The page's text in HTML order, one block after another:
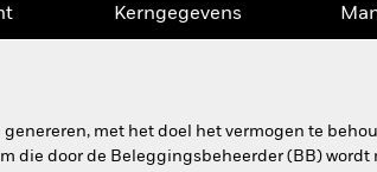
Kerngegevens
met het doel het vermogen te
die door de Beleggingsbeheerder (BB)